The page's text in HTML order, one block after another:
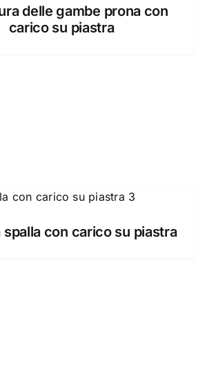
delle gambe prona con
carico su piastra
spalla con carico su piastra